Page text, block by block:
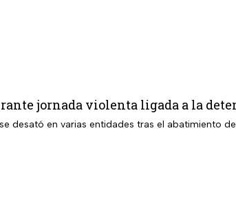
jornada violenta ligada a la
desató en varias entidades tras el abatimiento